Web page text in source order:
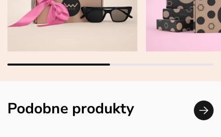
Podobne produkty